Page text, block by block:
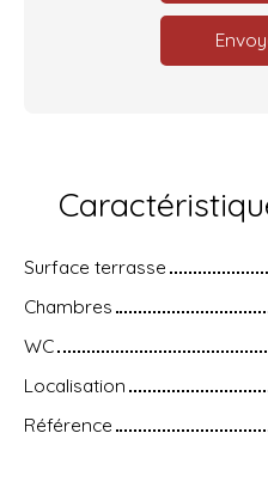
Surface terrasse
Chambres
WC
Localisation
Référence